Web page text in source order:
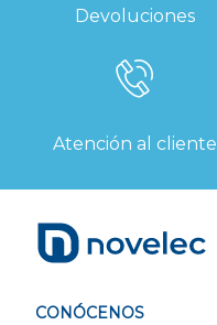
Devoluciones
Atención al cliente
CONÓCENOS